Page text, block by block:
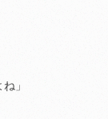
」